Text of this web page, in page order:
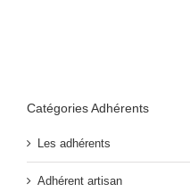
Catégories Adhérents
Les adhérents
Adhérent artisan